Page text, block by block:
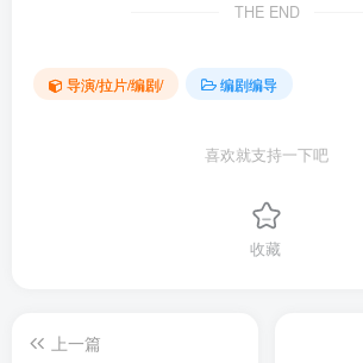
THE END
导演/拉片/编剧/ 编剧编导
喜欢就支持一下吧
收藏
上一篇